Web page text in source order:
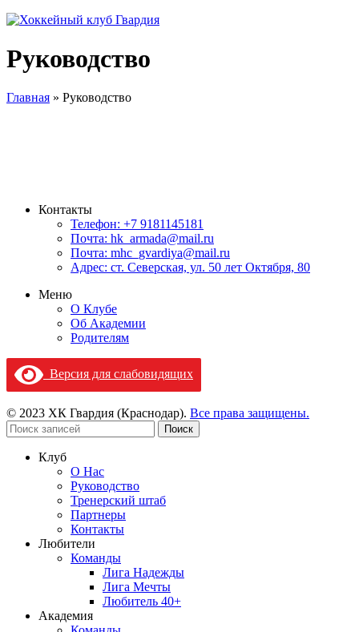
Руководство
Главная » Руководство
Олеся Викторовна Харченко
Контакты
Телефон: +7 9181145181
Почта: hk_armada@mail.ru
Почта: mhc_gvardiya@mail.ru
Адрес: ст. Северская, ул. 50 лет Октября, 80
Меню
О Клубе
Об Академии
Родителям
Версия для слабовидящих
© 2023 ХК Гвардия (Краснодар). Все права защищены.
Поиск
Клуб
О Нас
Руководство
Тренерский штаб
Партнеры
Контакты
Любители
Команды
Лига Надежды
Лига Мечты
Любитель 40+
Академия